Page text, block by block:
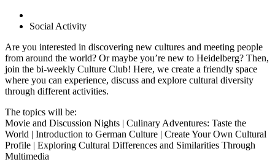
Social Activity
Are you interested in discovering new cultures and meeting people
from around the world? Or maybe you’re new to Heidelberg? Then,
join the bi-weekly Culture Club! Here, we create a friendly space
where you can ­experience, discuss and explore cultural diversity
through different activities.
The topics will be:
Movie and Discussion Nights | Culinary Adventures: Taste the
World | Introduction to German Culture | Create Your Own Cultural
Profile | Exploring Cultural Differences and Similarities Through
Multimedia